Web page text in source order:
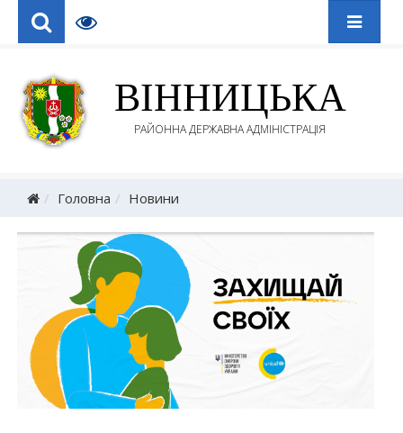
ВІННИЦЬКА
РАЙОННА ДЕРЖАВНА АДМІНІСТРАЦІЯ
Головна Новини